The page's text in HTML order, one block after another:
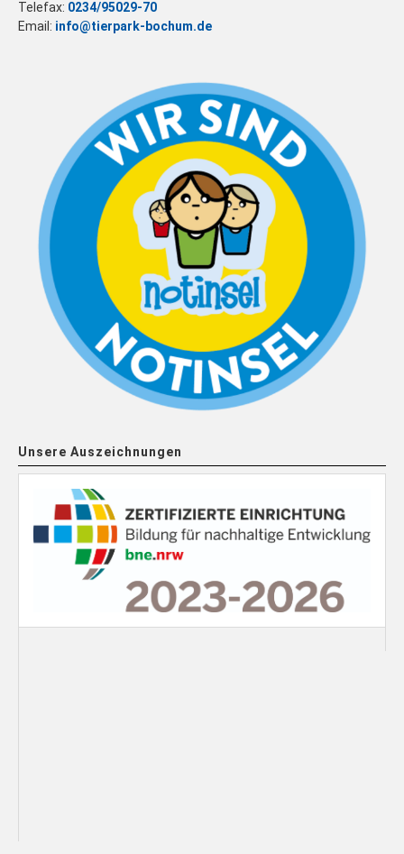
Telefax: 0234/95029-70
Email: info@tierpark-bochum.de
Unsere Auszeichnungen